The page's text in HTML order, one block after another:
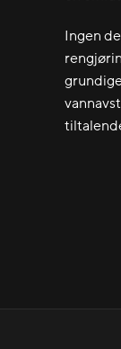
Ingen